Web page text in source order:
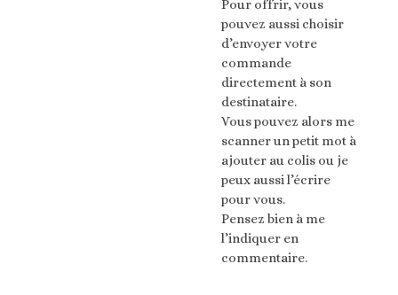
Pour offrir, vous
pouvez aussi choisir
d’envoyer votre
commande
directement à son
destinataire.
Vous pouvez alors me
scanner un petit mot à
ajouter au colis ou je
peux aussi l’écrire
pour vous.
Pensez bien à me
l’indiquer en
commentaire.